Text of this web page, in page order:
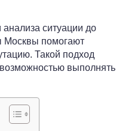
ситуации до
Москвы помогают
Такой подход
выполнять